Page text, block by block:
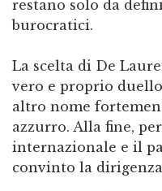
restano solo da
burocratici.
La scelta di De
vero e proprio
altro nome
azzurro. Alla fine,
internazionale e il
convinto la